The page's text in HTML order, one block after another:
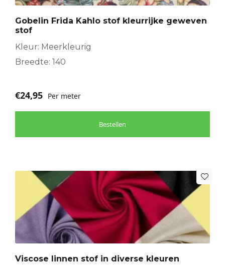
Gobelin Frida Kahlo stof kleurrijke geweven
stof
Kleur: Meerkleurig
Breedte: 140
€24,95 Per meter
Bestellen
Viscose linnen stof in diverse kleuren
meerdere
variaties.
Deze
kan